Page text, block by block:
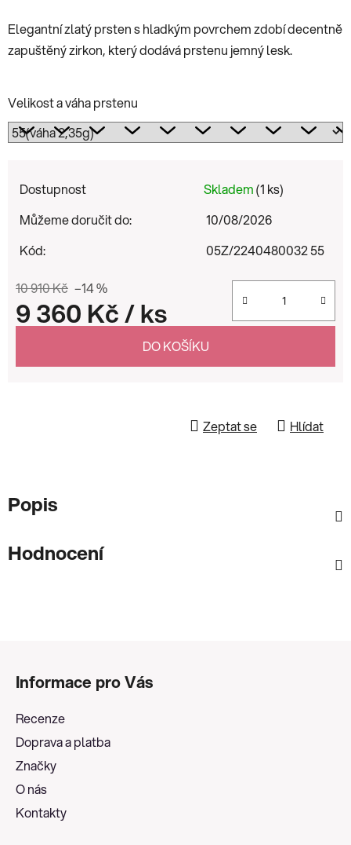
Elegantní zlatý prsten s hladkým povrchem zdobí decentně
zapuštěný zirkon, který dodává prstenu jemný lesk.
Velikost a váha prstenu
Dostupnost Skladem(1 ks)
Můžeme doručit do:
10/08/2026
Kód:
05Z/2240480032 55
10 910 Kč –14 %
9 360 Kč/ ks
DO KOŠÍKU
Zeptat se Hlídat
Popis
Hodnocení
Informace pro Vás
Recenze
Doprava a platba
Značky
O nás
Kontakty